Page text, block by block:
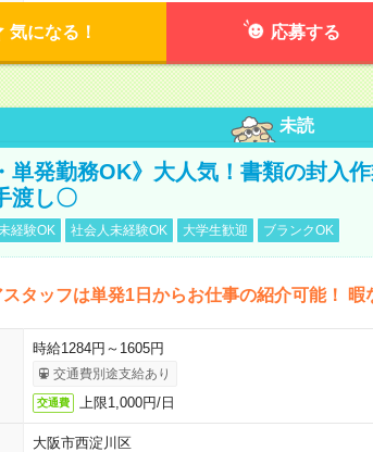
気になる！ 応募する
未読
単発勤務OK》大人気！書類の封入
渡し〇
経験OK 社会人未経験OK 大学生歓迎 ブランクOK
スタッフは単発1日からお仕事の紹介可能！
時給1284円～1605円
交通費別途支給あり
交通費 上限1,000円/日
大阪市西淀川区